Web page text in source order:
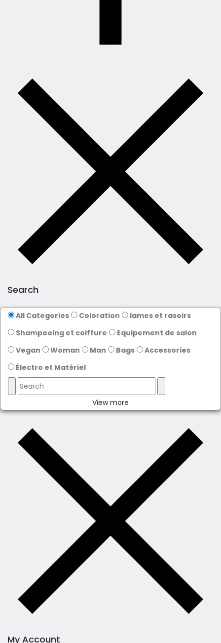
Search
All Categories Coloration
lames et rasoirs
Shampooing et coiffure
Equipement de salon
Vegan
Woman Man Bags
Accessories
Électro et Matériel
View more
My Account